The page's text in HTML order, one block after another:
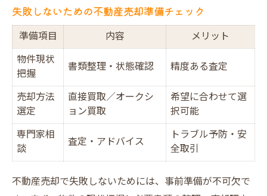
失敗しないための不動産売却準備チェック
準備項目 内容
メリット
物件現状
把握
書類整理・状態確認
精度ある査定
売却方法
選定
直接買取／オークシ
ョン買取
希望に合わせて選
択可能
専門家相
談
査定・アドバイス
トラブル予防・安
全取引
不動産売却で失敗しないためには、事前準備が不可欠で